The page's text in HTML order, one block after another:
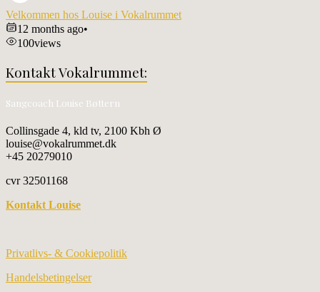
Velkommen hos Louise i Vokalrummet
12 months ago•
100views
Kontakt Vokalrummet:
Sangcoach Louise Bøttern
Collinsgade 4, kld tv, 2100 Kbh Ø
louise@vokalrummet.dk
+45 20279010
cvr 32501168
Kontakt Louise
Privatlivs- & Cookiepolitik
Handelsbetingelser